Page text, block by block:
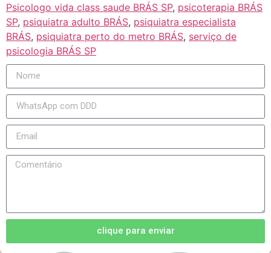
Psicologo vida class saude BRÁS SP, psicoterapia BRÁS
SP, psiquiatra adulto BRÁS, psiquiatra especialista
BRÁS, psiquiatra perto do metro BRÁS, serviço de
psicologia BRÁS SP
clique para enviar